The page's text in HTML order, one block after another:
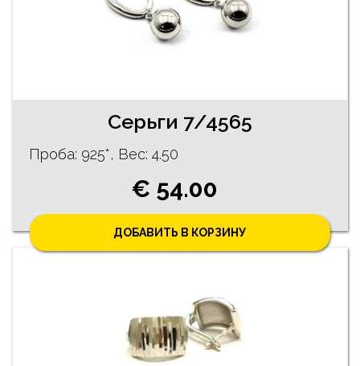
Cерьги 7/4565
Проба: 925*, Bес: 4.50
€ 54.00
ДОБАВИТЬ В КОРЗИНУ